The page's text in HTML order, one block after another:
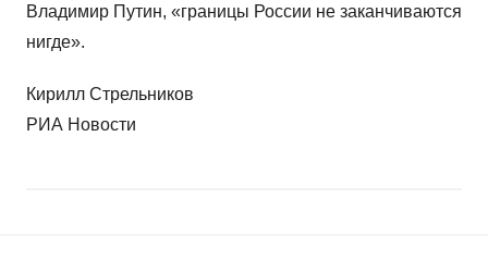
Владимир Путин, «границы России не заканчиваются
нигде».
Кирилл Стрельников
РИА Новости